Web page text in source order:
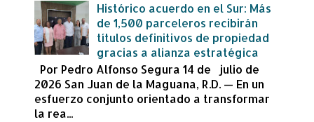
Histórico acuerdo en el Sur: Más
de 1,500 parceleros recibirán
títulos definitivos de propiedad
gracias a alianza estratégica
Por Pedro Alfonso Segura 14 de julio de
2026 San Juan de la Maguana, R.D. — En un
esfuerzo conjunto orientado a transformar
la rea...